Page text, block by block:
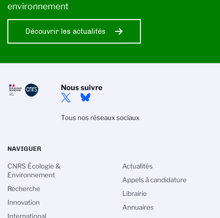
environnement
Découvrir les actualités
Nous suivre
Tous nos réseaux sociaux
NAVIGUER
CNRS Écologie &
Environnement
Recherche
Innovation
International
Actualités
Appels à candidature
Librairie
Annuaires